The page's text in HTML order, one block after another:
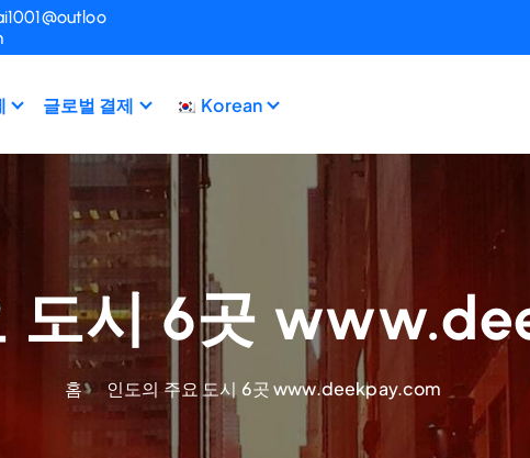
글로벌 결제 Korean
도시 6곳
홈 인도의 주요 도시 6곳 www.deekpay.com